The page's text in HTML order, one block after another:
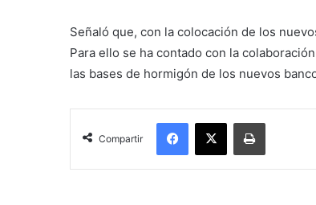
Señaló que, con la colocación de los
Para ello se ha contado con la
las bases de hormigón de los nuevos
Compartir
Facebook
X Imprimir